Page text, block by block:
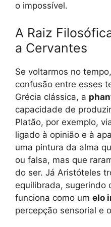
o impossível.
A Raiz
a Cervantes
Se voltarmos no
confusão entre esses
Grécia clássica, a
capacidade de
Platão, por exemplo,
ligado à opinião e à
uma pintura da alma
ou falsa, mas que
do ser. Já Aristóteles
equilibrada, sugerindo
funciona como um elo
percepção sensorial e